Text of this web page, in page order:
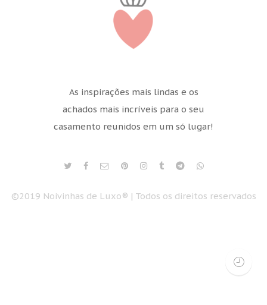
As inspirações mais lindas e os
achados mais incríveis para o seu
casamento reunidos em um só lugar!
©2019 Noivinhas de Luxo® | Todos os direitos reservados